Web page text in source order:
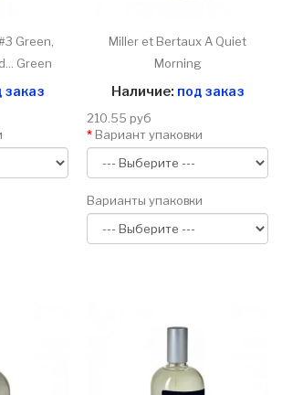
Green,
Green
заказ
Miller et Bertaux A Quiet
Morning
Наличие: под заказ
210.55 руб
Вариант упаковки
Варианты упаковки